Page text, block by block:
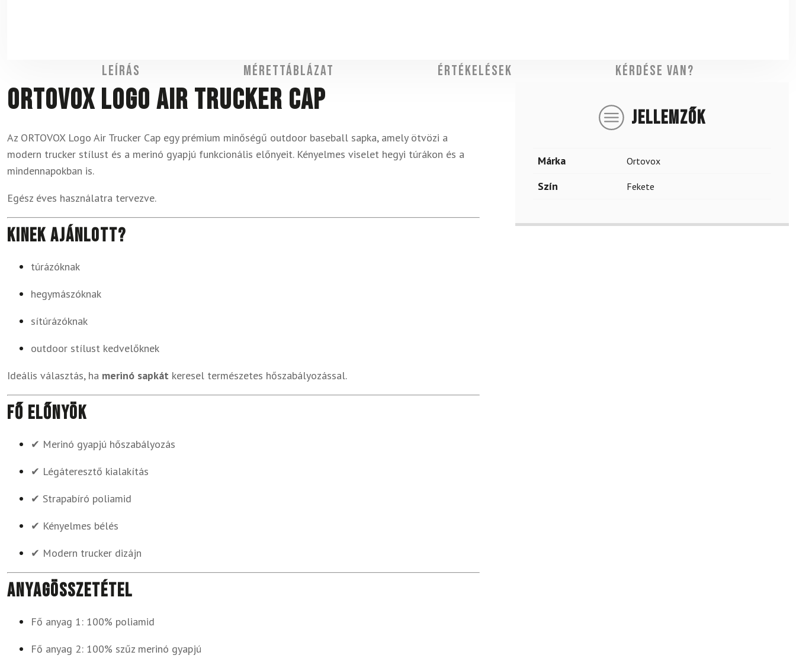
Leírás Mérettáblázat Értékelések Kérdése van?
Ortovox Logo Air Trucker Cap
Az ORTOVOX Logo Air Trucker Cap egy prémium minőségű outdoor baseball sapka, amely ötvözi a
modern trucker stílust és a merinó gyapjú funkcionális előnyeit. Kényelmes viselet hegyi túrákon és a
mindennapokban is.
Egész éves használatra tervezve.
Kinek ajánlott?
túrázóknak
hegymászóknak
sítúrázóknak
outdoor stílust kedvelőknek
Ideális választás, ha merinó sapkát keresel természetes hőszabályozással.
Fő előnyök
✔ Merinó gyapjú hőszabályozás
✔ Légáteresztő kialakítás
✔ Strapabíró poliamid
✔ Kényelmes bélés
✔ Modern trucker dizájn
Anyagösszetétel
Fő anyag 1: 100% poliamid
Fő anyag 2: 100% szűz merinó gyapjú
JELLEMZŐK
Márka Ortovox
Szín Fekete